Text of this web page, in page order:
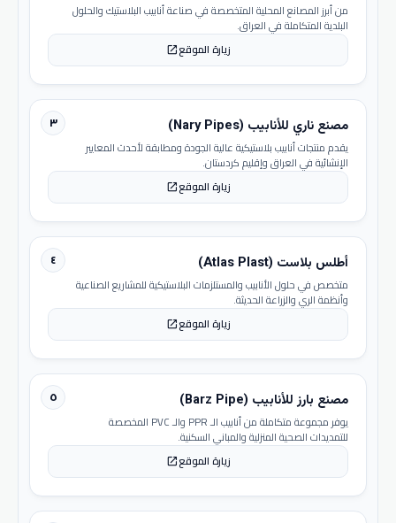
من أبرز المصانع المحلية المتخصصة في صناعة أنابيب البلاستيك والحلول
البلدية المتكاملة في العراق.
زيارة الموقعopen_in_new
٣ مصنع ناري للأنابيب (Nary Pipes)
يقدم منتجات أنابيب بلاستيكية عالية الجودة ومطابقة لأحدث المعايير
الإنشائية في العراق وإقليم كردستان.
زيارة الموقعopen_in_new
٤ أطلس بلاست (Atlas Plast)
متخصص في حلول الأنابيب والمستلزمات البلاستيكية للمشاريع الصناعية
وأنظمة الري والزراعة الحديثة.
زيارة الموقعopen_in_new
٥ مصنع بارز للأنابيب (Barz Pipe)
يوفر مجموعة متكاملة من أنابيب الـ PPR والـ PVC المخصصة
للتمديدات الصحية المنزلية والمباني السكنية.
زيارة الموقعopen_in_new